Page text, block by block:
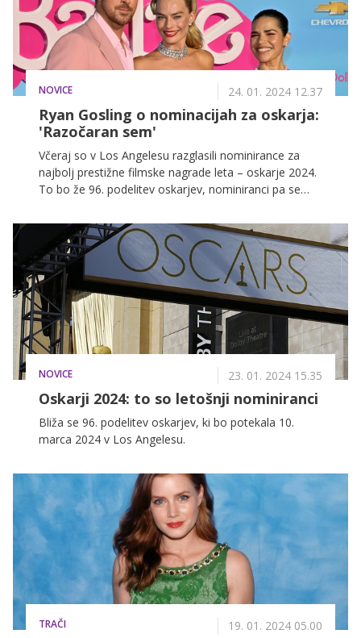
NOVICE 24. 01. 2024 12.37
Ryan Gosling o nominacijah za oskarja:
'Razočaran sem'
Včeraj so v Los Angelesu razglasili nominirance za
najbolj prestižne filmske nagrade leta – oskarje 2024.
To bo že 96. podelitev oskarjev, nominiranci pa se
NOVICE 23. 01. 2024 15.35
Oskarji 2024: to so letošnji nominiranci
Bliža se 96. podelitev oskarjev, ki bo potekala 10.
marca 2024 v Los Angelesu.
TRAČI 19. 01. 2024 05.00